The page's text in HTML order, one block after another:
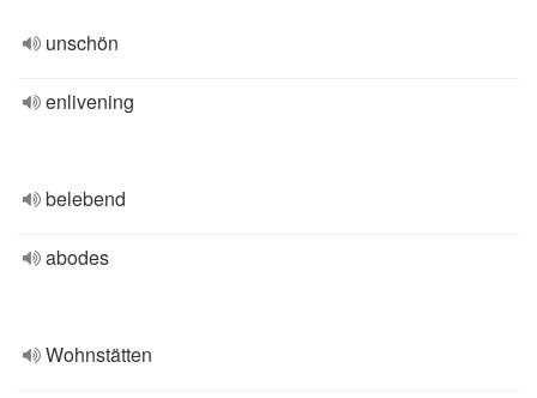
unschön
enlivening
belebend
abodes
Wohnstätten